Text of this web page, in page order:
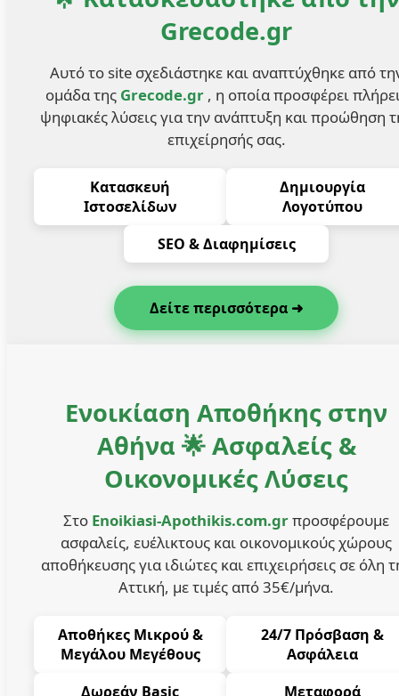
Grecode.gr
Αυτό το site σχεδιάστηκε και αναπτύχθηκε από
ομάδα της Grecode.gr , η οποία προσφέρει
ψηφιακές λύσεις για την ανάπτυξη και προώθηση
επιχείρησής σας.
Κατασκευή
Ιστοσελίδων
Δημιουργία
Λογοτύπου
SEO & Διαφημίσεις
Δείτε περισσότερα ➜
Ενοικίαση Αποθήκης στην
Αθήνα 🌟 Ασφαλείς &
Οικονομικές Λύσεις
Στο Enoikiasi-Apothikis.com.grπροσφέρουμε
ασφαλείς, ευέλικτους και οικονομικούς χώρους
αποθήκευσης για ιδιώτες και επιχειρήσεις σε όλη
Αττική, με τιμές από 35€/μήνα.
Αποθήκες Μικρού &
Μεγάλου Μεγέθους
24/7 Πρόσβαση &
Ασφάλεια
Δωρεάν Basic
Μεταφορά